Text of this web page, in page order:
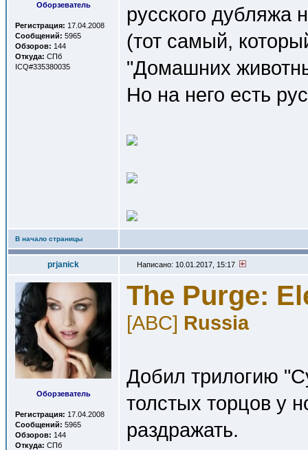
Оборзеватель
Регистрация: 17.04.2008
Сообщений: 5965
Обзоров: 144
Откуда: СПб
ICQ#335380035
русского дубляжа
(тот самый,
"Домашних
Но на него есть
В начало страницы
prjanick Написано: 10.01.2017, 15:17
Оборзеватель
Регистрация: 17.04.2008
Сообщений: 5965
Обзоров: 144
Откуда: СПб
The Purge:
[ABC] Russia
Добил трилогию
толстых торцов у
раздражать.